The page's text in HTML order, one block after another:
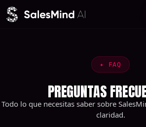
Ir al contenido
✦ FAQ
PREGUNTAS
Todo lo que necesitas saber sobre
claridad.